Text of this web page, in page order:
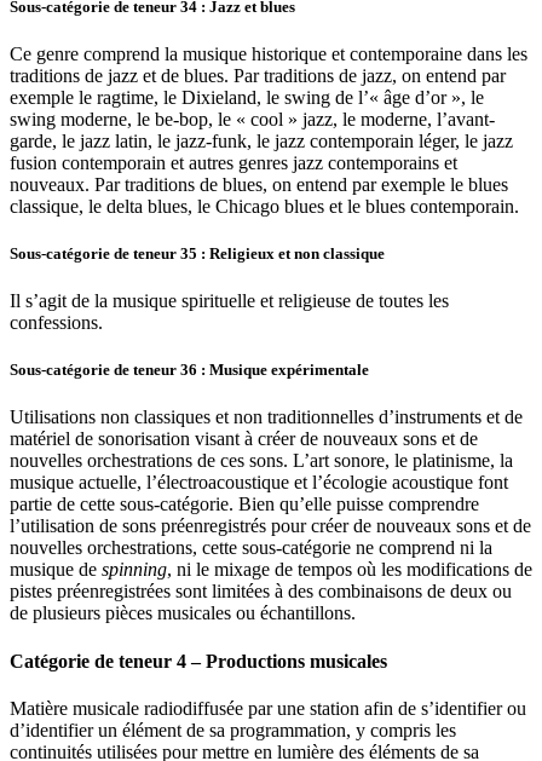
Sous-catégorie de teneur 34 : Jazz et blues
Ce genre comprend la musique historique et contemporaine dans les
traditions de jazz et de blues. Par traditions de jazz, on entend par
exemple le ragtime, le Dixieland, le swing de l’« âge d’or », le
swing moderne, le be-bop, le « cool » jazz, le moderne, l’avant-
garde, le jazz latin, le jazz-funk, le jazz contemporain léger, le jazz
fusion contemporain et autres genres jazz contemporains et
nouveaux. Par traditions de blues, on entend par exemple le blues
classique, le delta blues, le Chicago blues et le blues contemporain.
Sous-catégorie de teneur 35 : Religieux et non classique
Il s’agit de la musique spirituelle et religieuse de toutes les
confessions.
Sous-catégorie de teneur 36 : Musique expérimentale
Utilisations non classiques et non traditionnelles d’instruments et de
matériel de sonorisation visant à créer de nouveaux sons et de
nouvelles orchestrations de ces sons. L’art sonore, le platinisme, la
musique actuelle, l’électroacoustique et l’écologie acoustique font
partie de cette sous-catégorie. Bien qu’elle puisse comprendre
l’utilisation de sons préenregistrés pour créer de nouveaux sons et de
nouvelles orchestrations, cette sous-catégorie ne comprend ni la
musique de spinning, ni le mixage de tempos où les modifications de
pistes préenregistrées sont limitées à des combinaisons de deux ou
de plusieurs pièces musicales ou échantillons.
Catégorie de teneur 4 – Productions musicales
Matière musicale radiodiffusée par une station afin de s’identifier ou
d’identifier un élément de sa programmation, y compris les
continuités utilisées pour mettre en lumière des éléments de sa